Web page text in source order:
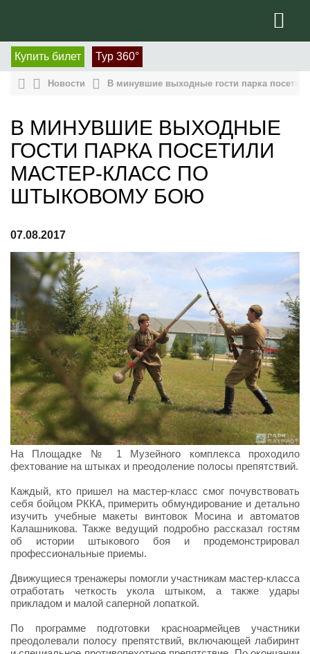
Купить билет Тур 360°
Новости В минувшие выходные гости парка
В МИНУВШИЕ ВЫХОДНЫЕ
ГОСТИ ПАРКА ПОСЕТИЛИ
МАСТЕР-КЛАСС ПО
ШТЫКОВОМУ БОЮ
07.08.2017
На Площадке № 1 Музейного комплекса проходило
фехтование на штыках и преодоление полосы препятствий.
Каждый, кто пришел на мастер-класс смог почувствовать
себя бойцом РККА, примерить обмундирование и детально
изучить учебные макеты винтовок Мосина и автоматов
Калашникова. Также ведущий подробно рассказал гостям
об истории штыкового боя и продемонстрировал
профессиональные приемы.
Движущиеся тренажеры помогли участникам мастер-класса
отработать четкость укола штыком, а также удары
прикладом и малой саперной лопаткой.
По программе подготовки красноармейцев участники
преодолевали полосу препятствий, включающей лабиринт